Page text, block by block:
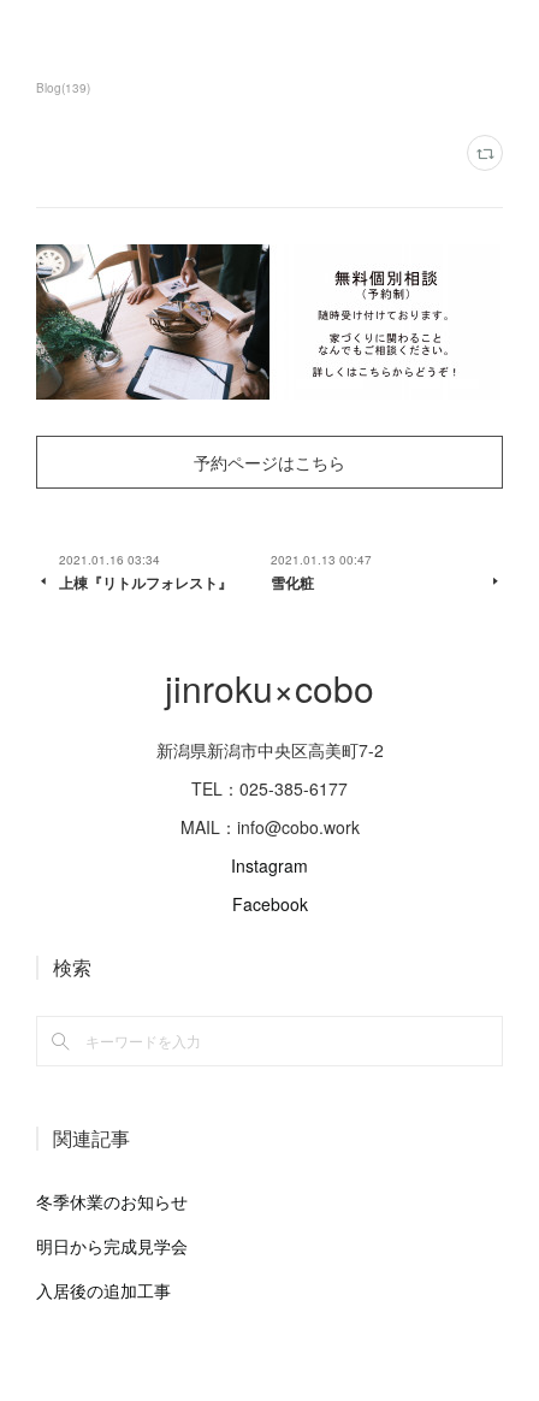
Blog(139)
予約ページはこちら
2021.01.16 03:34
上棟『リトルフォレスト』
2021.01.13 00:47
雪化粧
jinroku×cobo
新潟県新潟市中央区高美町7-2
TEL：025-385-6177
MAIL：info@cobo.work
Instagram
Facebook
検索
関連記事
冬季休業のお知らせ
明日から完成見学会
入居後の追加工事